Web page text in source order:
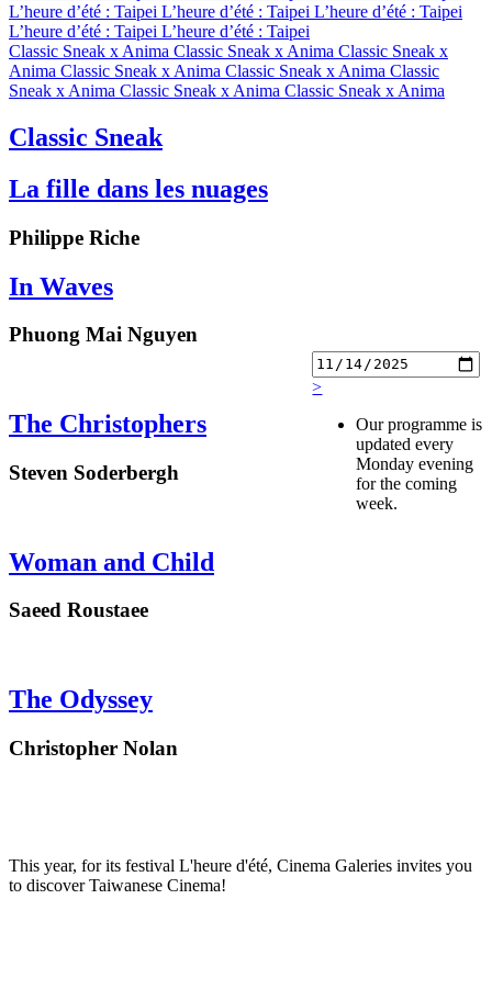
L’heure d’été : Taipei L’heure d’été : Taipei L’heure d’été : Taipei
L’heure d’été : Taipei L’heure d’été : Taipei
Classic Sneak x Anima Classic Sneak x Anima Classic Sneak x
Anima Classic Sneak x Anima Classic Sneak x Anima Classic
Sneak x Anima Classic Sneak x Anima Classic Sneak x Anima
Classic Sneak
La fille dans les nuages
Philippe Riche
In Waves
Phuong Mai Nguyen
The Christophers
Steven Soderbergh
Woman and Child
Saeed Roustaee
The Odyssey
Christopher Nolan
>
Our programme is
updated every
Monday evening
for the coming
week.
This year, for its festival L'heure d'été, Cinema Galeries invites you
to discover Taiwanese Cinema!